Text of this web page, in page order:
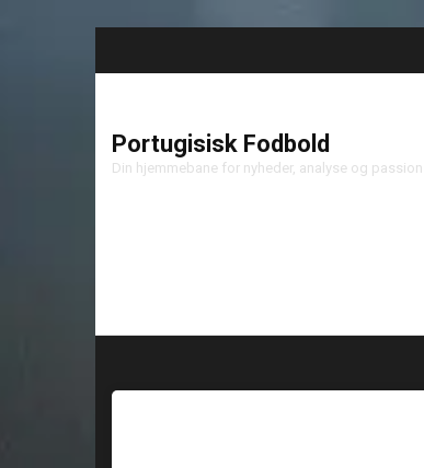
Portugisisk Fodbold
Din hjemmebane for nyheder, analyse og